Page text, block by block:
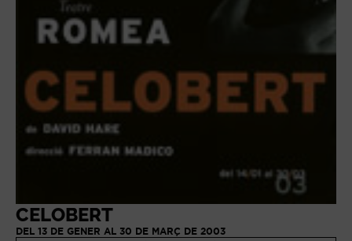
CELOBERT
DEL 13 DE GENER AL 30 DE MARÇ DE 2003